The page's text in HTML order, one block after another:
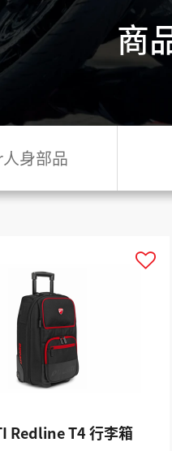
商
身部品
Redline T4 行李箱